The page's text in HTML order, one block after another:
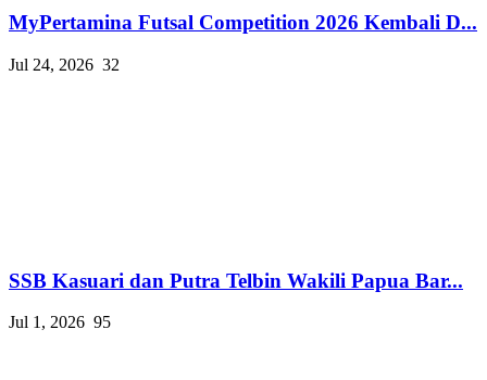
MyPertamina Futsal Competition 2026 Kembali D...
Jul 24, 2026 32
SSB Kasuari dan Putra Telbin Wakili Papua Bar...
Jul 1, 2026 95